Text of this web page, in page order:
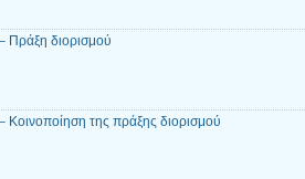
Πράξη διορισμού
Κοινοποίηση της πράξης διορισμού